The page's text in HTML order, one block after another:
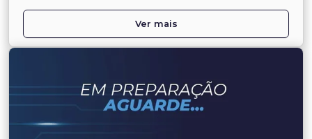
Ver mais